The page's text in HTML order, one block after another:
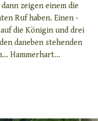
zeigen einem die
Ruf haben. Einen -
die Königin und drei
daneben stehenden
Hammerhart...